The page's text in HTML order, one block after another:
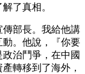
了真相。
傳部長。我給他講
。他說，『你要
治鬥爭，在中國
轉移到了海外，